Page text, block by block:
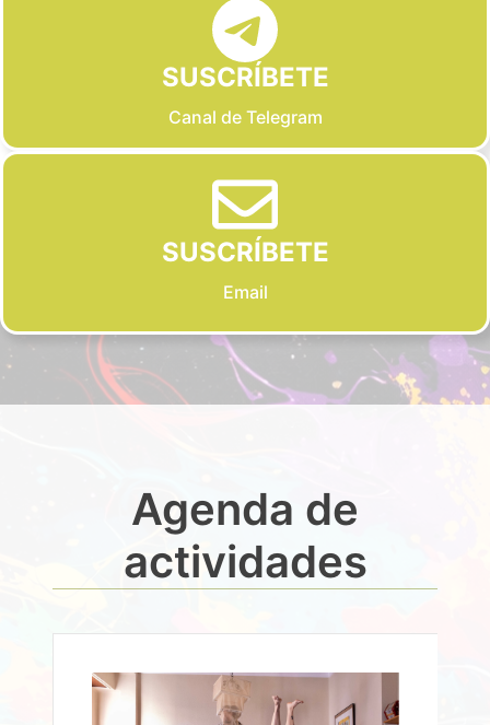
SUSCRÍBETE
Canal de Telegram
SUSCRÍBETE
Email
Agenda de
actividades